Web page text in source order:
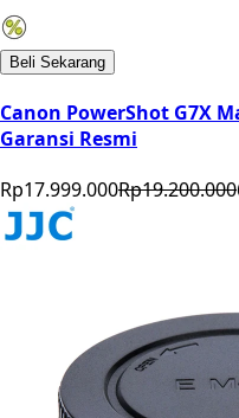
Beli Sekarang
Canon PowerShot G7X
Garansi Resmi
Rp17.999.000Rp19.200.000